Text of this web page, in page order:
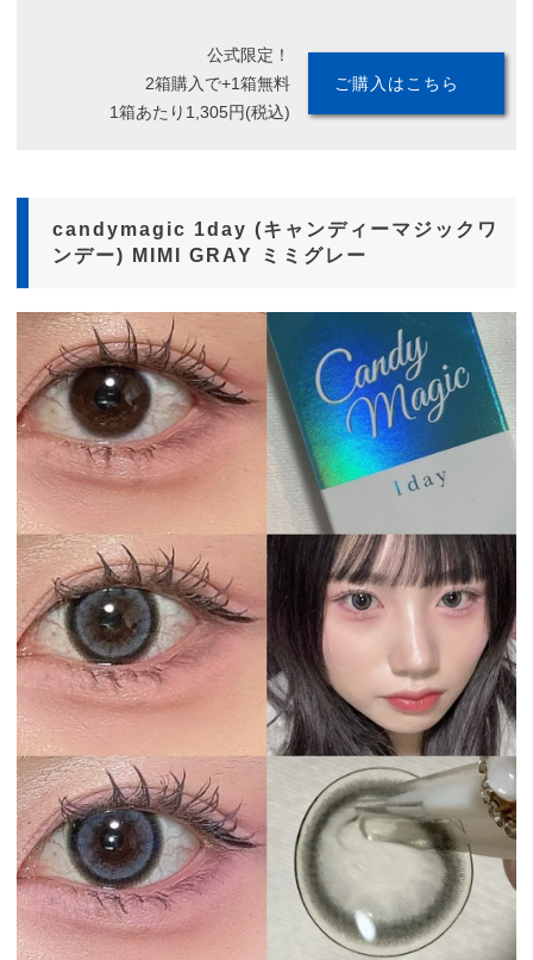
公式限定！
2箱購入で+1箱無料
1箱あたり1,305円(税込)
ご購入はこちら
candymagic 1day (キャンディーマジックワ
ンデー) MIMI GRAY ミミグレー